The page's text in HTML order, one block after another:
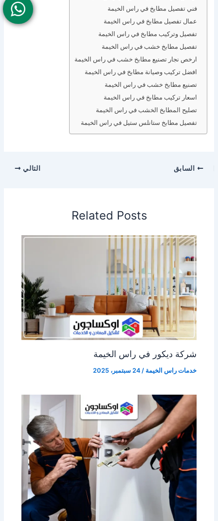
فني تفصيل مطابخ في راس الخيمة
عمال تفصيل مطابخ في راس الخيمة
تفصيل وتركيب مطابخ في راس الخيمة
تفصيل مطابخ خشب في راس الخيمة
ارخص نجار تصنيع مطابخ خشب في راس الخيمة
افضل تركيب وصيانة مطابخ في راس الخيمة
تصنيع مطابخ خشب في راس الخيمة
اسعار تركيب مطابخ في راس الخيمة
تصليح المطابخ الخشب في راس الخيمة
تفصيل مطابخ ستانلس ستيل في راس الخيمة
السابق التالي
Related Posts
شركة ديكور في راس الخيمة
خدمات راس الخيمة /24 سبتمبر، 2025